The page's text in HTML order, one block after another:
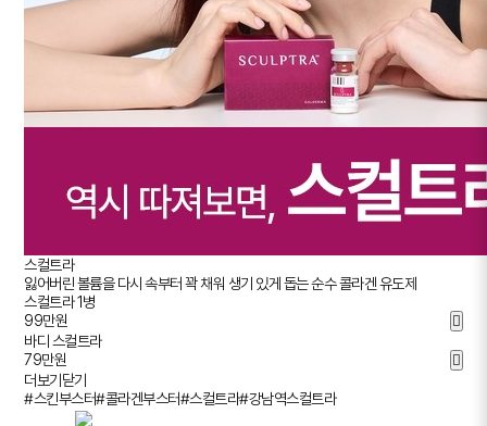
스컬트라
잃어버린 볼륨을 다시 속부터 꽉 채워 생기 있게 돕는 순수 콜라겐 유도제
스컬트라 1병
99만원
바디 스컬트라
79만원
더보기닫기
#스킨부스터#콜라겐부스터#스컬트라#강남역스컬트라